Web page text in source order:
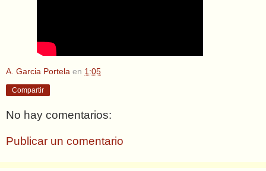
A. Garcia Portela en 1:05
Compartir
No hay comentarios:
Publicar un comentario